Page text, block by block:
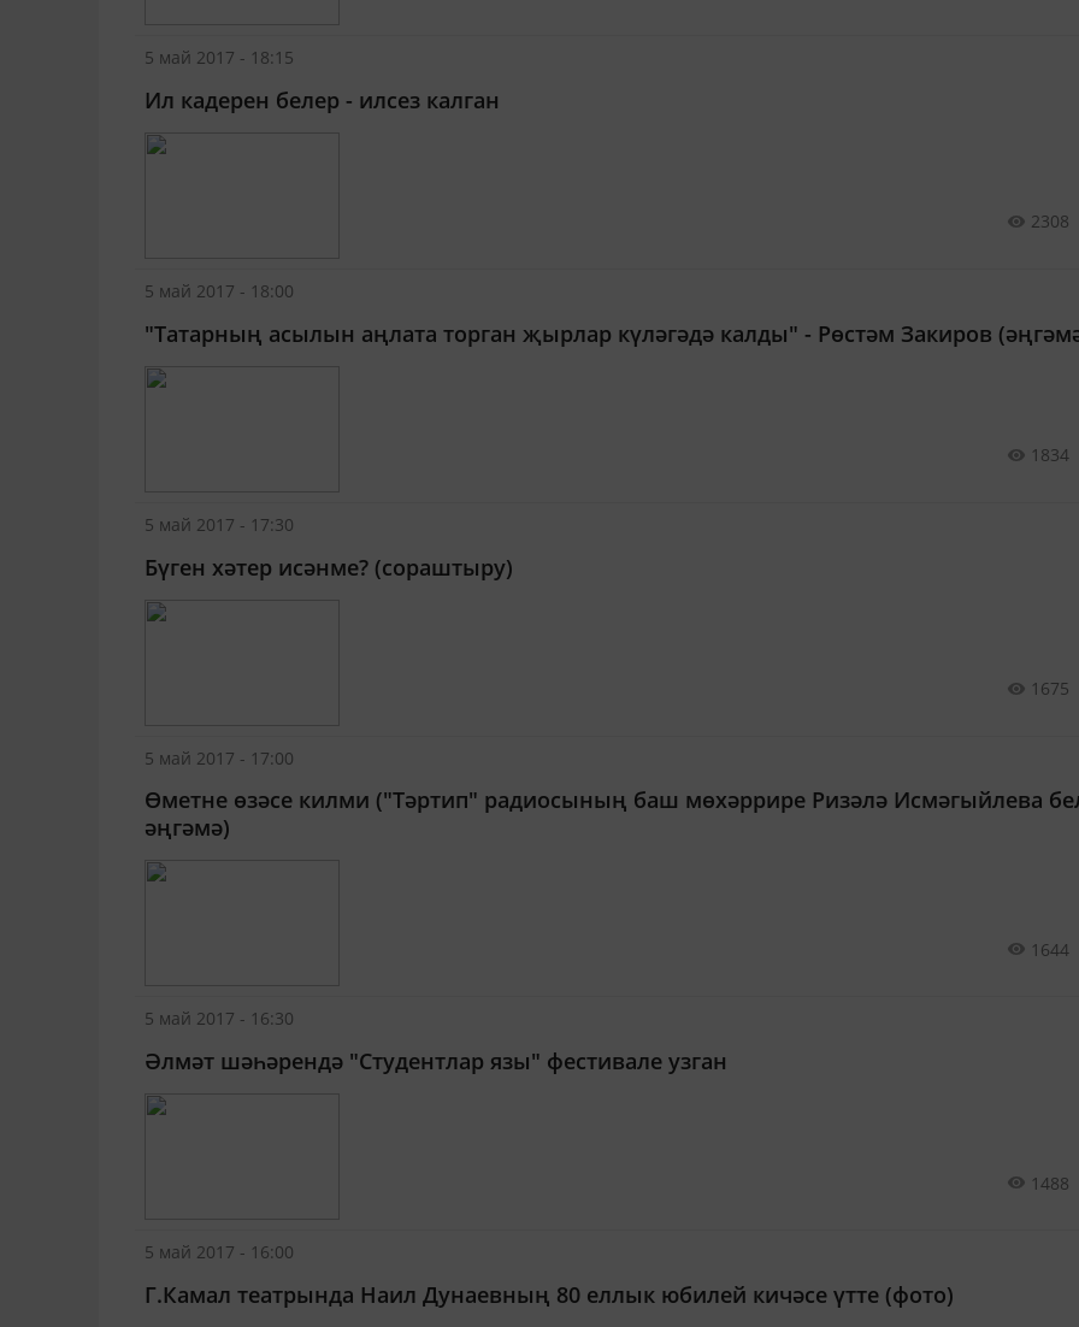
5 май 2017 - 18:15
Ил кадерен белер - илсез калган
2308
5 май 2017 - 18:00
"Та­тар­ның асылын аң­лата торган җырлар күләгәдә калды" - Рөстәм Закиров
1834
5 май 2017 - 17:30
Бүген хәтер исәнме? (сораштыру)
1675
5 май 2017 - 17:00
Өметне өзәсе килми ("Тәртип" радиосының баш мөхәррире Ризәлә Исмәгыйлева
әңгәмә)
1644
5 май 2017 - 16:30
Әлмәт шәһәрендә "Студентлар язы" фестивале узган
1488
5 май 2017 - 16:00
Г.Камал театрында Наил Дунаевның 80 еллык юбилей кичәсе үтте (фото)